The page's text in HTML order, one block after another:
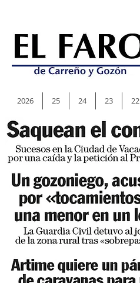
2026 25 24 23 22